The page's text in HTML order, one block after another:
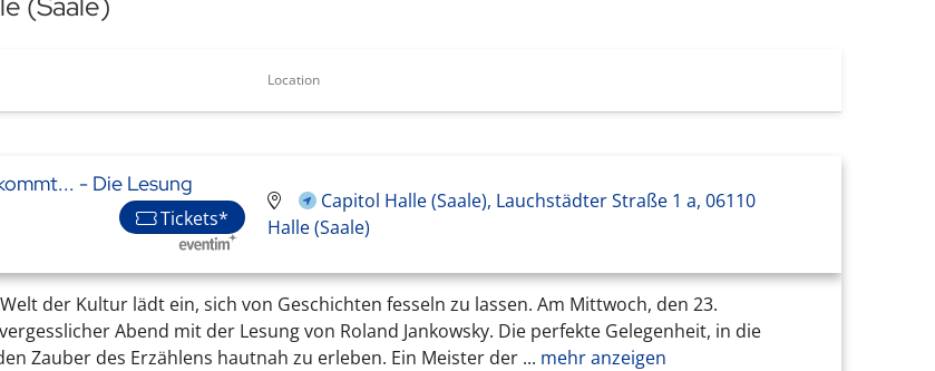
Location
- Die Lesung
Tickets*
Capitol Halle (Saale), Lauchstädter Straße 1 a, 06110
Halle (Saale)
der Kultur lädt ein, sich von Geschichten fesseln zu lassen. Am Mittwoch, den 23.
Abend mit der Lesung von Roland Jankowsky. Die perfekte Gelegenheit, in die
Zauber des Erzählens hautnah zu erleben. Ein Meister der ... mehr anzeigen